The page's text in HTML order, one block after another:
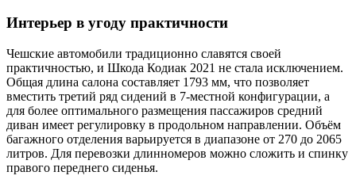
Интерьер в угоду практичности
Чешские автомобили традиционно славятся своей
практичностью, и Шкода Кодиак 2021 не стала исключением.
Общая длина салона составляет 1793 мм, что позволяет
вместить третий ряд сидений в 7-местной конфигурации, а
для более оптимального размещения пассажиров средний
диван имеет регулировку в продольном направлении. Объём
багажного отделения варьируется в диапазоне от 270 до 2065
литров. Для перевозки длинномеров можно сложить и спинку
правого переднего сиденья.